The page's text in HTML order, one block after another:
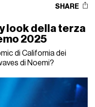
SHARE
look della terza
2025
di California dei
di Noemi?